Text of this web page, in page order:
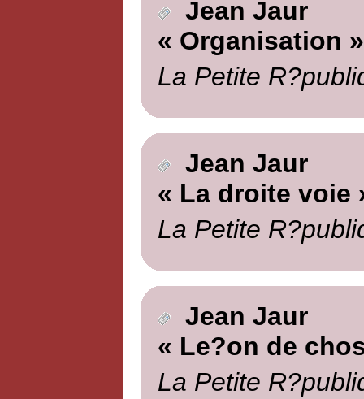
Jean Jaur
« Organisation »
La Petite
Jean Jaur
« La droite voie
La Petite
Jean Jaur
« Le?on de
La Petite